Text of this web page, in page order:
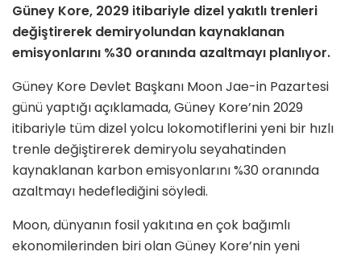
Güney Kore, 2029 itibariyle dizel yakıtlı trenleri
değiştirerek demiryolundan kaynaklanan
emisyonlarını %30 oranında azaltmayı planlıyor.
Güney Kore Devlet Başkanı Moon Jae-in Pazartesi
günü yaptığı açıklamada, Güney Kore’nin 2029
itibariyle tüm dizel yolcu lokomotiflerini yeni bir hızlı
trenle değiştirerek demiryolu seyahatinden
kaynaklanan karbon emisyonlarını %30 oranında
azaltmayı hedeflediğini söyledi.
Moon, dünyanın fosil yakıtına en çok bağımlı
ekonomilerinden biri olan Güney Kore’nin yeni